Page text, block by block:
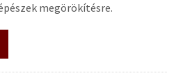
megörökítésre.